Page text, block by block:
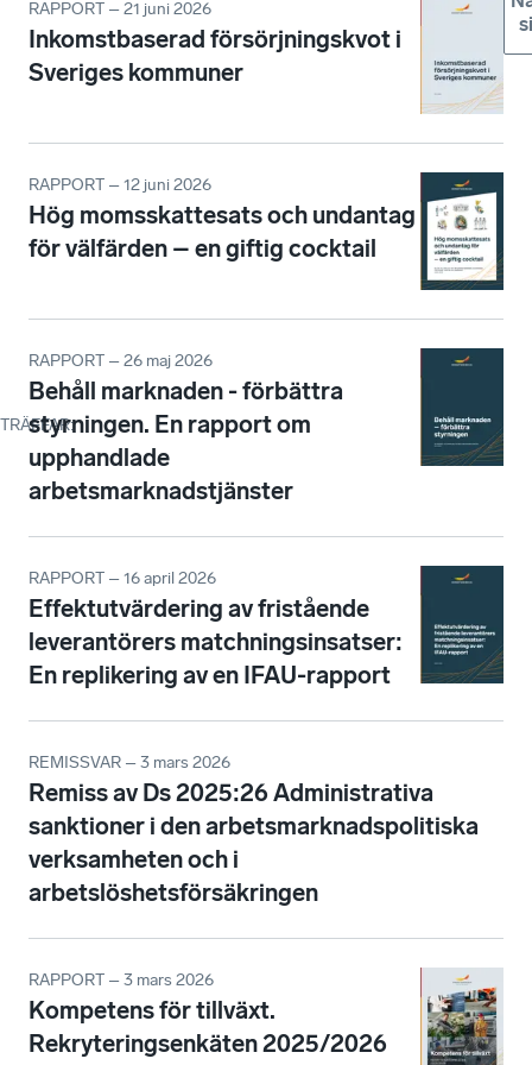
TRÄFFAR:
RAPPORT – 21 juni 2026
Inkomstbaserad försörjningskvot i
Sveriges kommuner
RAPPORT – 12 juni 2026
Hög momsskattesats och undantag
för välfärden – en giftig cocktail
RAPPORT – 26 maj 2026
Behåll marknaden - förbättra
styrningen. En rapport om
upphandlade
arbetsmarknadstjänster
RAPPORT – 16 april 2026
Effektutvärdering av fristående
leverantörers matchningsinsatser:
En replikering av en IFAU-rapport
REMISSVAR – 3 mars 2026
Remiss av Ds 2025:26 Administrativa
sanktioner i den arbetsmarknadspolitiska
verksamheten och i
arbetslöshetsförsäkringen
RAPPORT – 3 mars 2026
Kompetens för tillväxt.
Rekryteringsenkäten 2025/2026